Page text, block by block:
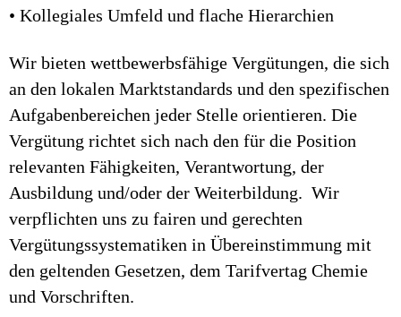
• Kollegiales Umfeld und flache Hierarchien
Wir bieten wettbewerbsfähige Vergütungen, die sich
an den lokalen Marktstandards und den spezifischen
Aufgabenbereichen jeder Stelle orientieren. Die
Vergütung richtet sich nach den für die Position
relevanten Fähigkeiten, Verantwortung, der
Ausbildung und/oder der Weiterbildung. Wir
verpflichten uns zu fairen und gerechten
Vergütungssystematiken in Übereinstimmung mit
den geltenden Gesetzen, dem Tarifvertag Chemie
und Vorschriften.